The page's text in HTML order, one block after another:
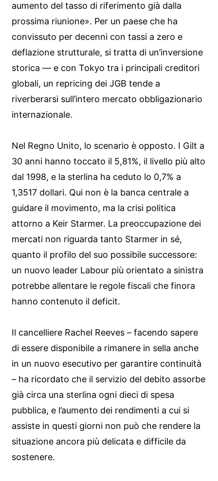
aumento del tasso di riferimento già dalla
prossima riunione». Per un paese che ha
convissuto per decenni con tassi a zero e
deflazione strutturale, si tratta di un’inversione
storica — e con Tokyo tra i principali creditori
globali, un repricing dei JGB tende a
riverberarsi sull’intero mercato obbligazionario
internazionale.
Nel Regno Unito, lo scenario è opposto. I Gilt a
30 anni hanno toccato il 5,81%, il livello più alto
dal 1998, e la sterlina ha ceduto lo 0,7% a
1,3517 dollari. Qui non è la banca centrale a
guidare il movimento, ma la crisi politica
attorno a Keir Starmer. La preoccupazione dei
mercati non riguarda tanto Starmer in sé,
quanto il profilo del suo possibile successore:
un nuovo leader Labour più orientato a sinistra
potrebbe allentare le regole fiscali che finora
hanno contenuto il deficit.
Il cancelliere Rachel Reeves – facendo sapere
di essere disponibile a rimanere in sella anche
in un nuovo esecutivo per garantire continuità
– ha ricordato che il servizio del debito assorbe
già circa una sterlina ogni dieci di spesa
pubblica, e l’aumento dei rendimenti a cui si
assiste in questi giorni non può che rendere la
situazione ancora più delicata e difficile da
sostenere.